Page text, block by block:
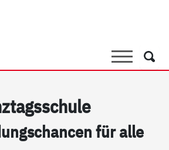
SucheSuche
für al­le